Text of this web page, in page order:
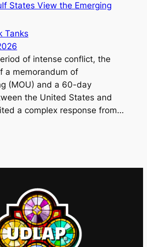
States View the Emerging
Tanks
of intense conflict, the
a memorandum of
(MOU) and a 60-day
the United States and
a complex response from…